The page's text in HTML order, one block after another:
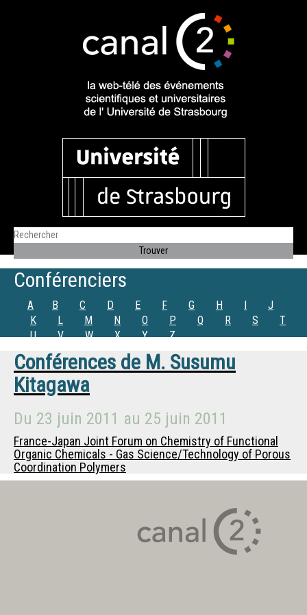
Conférenciers
A B C D E F G H I
J
K
L M N O P Q R S
T
U
V W X Y Z
Conférences de M. Susumu
Kitagawa
Du 23 juin 2011 au 25 juin 2011
France-Japan Joint Forum on Chemistry of Functional
Organic Chemicals - Gas Science/Technology of Porous
Coordination Polymers